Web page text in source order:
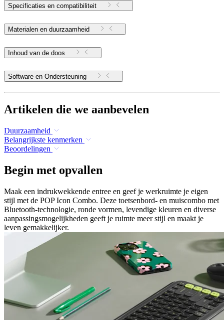
Specificaties en compatibiliteit
Materialen en duurzaamheid
Inhoud van de doos
Software en Ondersteuning
Artikelen die we aanbevelen
Duurzaamheid
Belangrijkste kenmerken
Beoordelingen
Begin met opvallen
Maak een indrukwekkende entree en geef je werkruimte je eigen
stijl met de POP Icon Combo. Deze toetsenbord- en muiscombo met
Bluetooth-technologie, ronde vormen, levendige kleuren en diverse
aanpassingsmogelijkheden geeft je ruimte meer stijl en maakt je
leven gemakkelijker.